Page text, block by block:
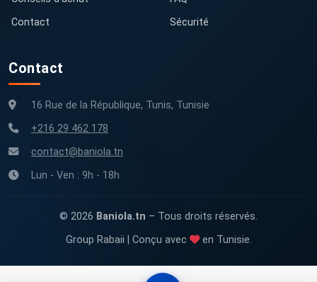
Contact
Sécurité
Contact
16 Rue de la République, Tunis, Tunisie
+216 29 462 178
contact@baniola.tn
Lun - Ven : 9h - 18h
© 2026 Baniola.tn – Tous droits réservés.
Group Rabaii | Conçu avec
en Tunisie.